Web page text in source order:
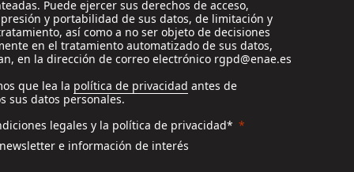
Puede ejercer sus derechos de acceso,
y portabilidad de sus datos, de limitación y
así como a no ser objeto de decisiones
en el tratamiento automatizado de sus datos,
en la dirección de correo electrónico rgpd@enae.es
que lea la política de privacidad antes de
sus datos personales.
legales y la política de privacidad*
e información de interés